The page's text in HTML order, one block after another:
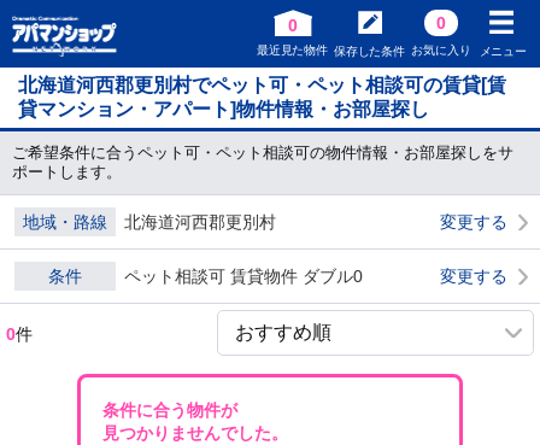
0
最近見た物件 保存した条件
0
お気に入り メニュー
北海道河西郡更別村でペット可・ペット相談可の賃貸[賃
貸マンション・アパート]物件情報・お部屋探し
ご希望条件に合うペット可・ペット相談可の物件情報・お部屋探しをサ
ポートします。
地域・路線 北海道河西郡更別村 変更する
条件 ペット相談可 賃貸物件 ダブル0 変更する
0件
条件に合う物件が
見つかりませんでした。